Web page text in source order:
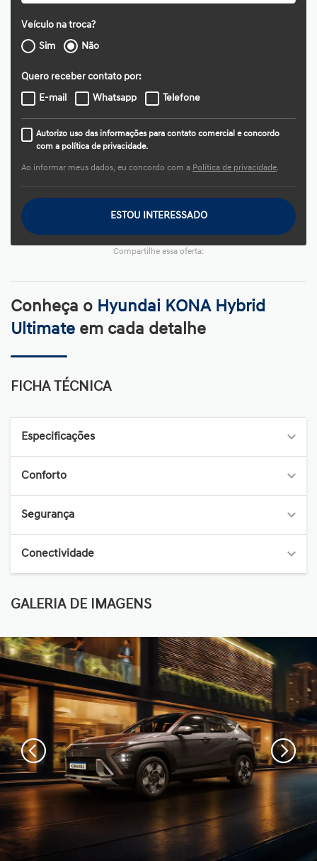
Veículo na troca?
Sim
Não
Quero receber contato por:
E-mail
Whatsapp Telefone
Autorizo uso das informações para contato comercial e concordo
com a política de privacidade.
Ao informar meus dados, eu concordo com a Política de privacidade.
ESTOU INTERESSADO
Compartilhe essa oferta:
Conheça o Hyundai KONA Hybrid
Ultimate em cada detalhe
FICHA TÉCNICA
Especificações
Conforto
Segurança
Conectividade
GALERIA DE IMAGENS